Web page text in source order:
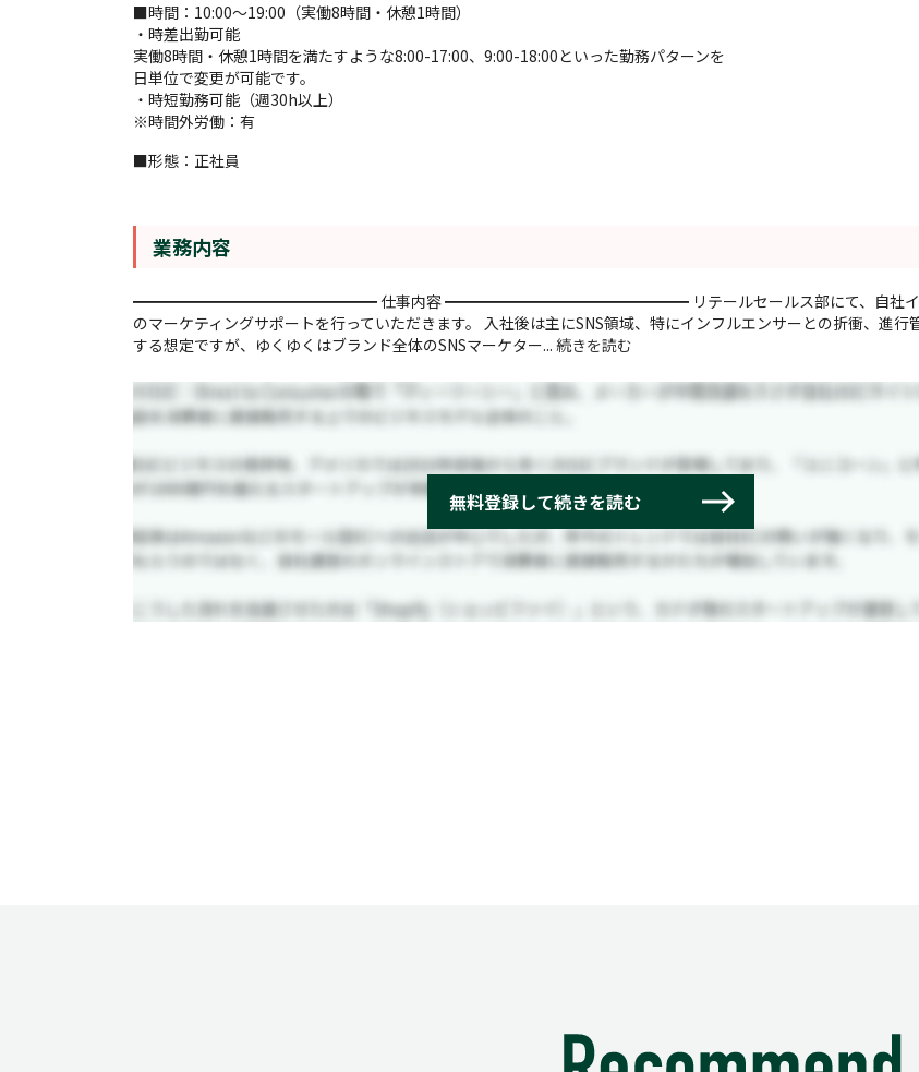
■時間：10:00〜19:00（実働8時間・休憩1時間）
・時差出勤可能
実働8時間・休憩1時間を満たすような8:00-17:00、9:00-18:00といった勤務パターンを
日単位で変更が可能です。
・時短勤務可能（週30h以上）
※時間外労働：有
■形態：正社員
業務内容
━━━━━━━━━━━━━━━━ 仕事内容 ━━━━━━━━━━━━━━━━ リテールセールス部にて、自社イン
のマーケティングサポートを行っていただきます。 入社後は主にSNS領域、特にインフルエンサーとの折衝、進行
する想定ですが、ゆくゆくはブランド全体のSNSマーケター... 続きを読む